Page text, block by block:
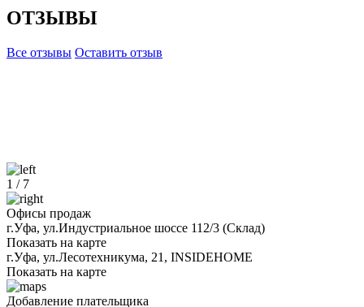
ОТЗЫВЫ
Все отзывы Оставить отзыв
1 / 7
Офисы продаж
г.Уфа, ул.Индустриальное шоссе 112/3 (Склад)
Показать на карте
г.Уфа, ​ул.Лесотехникума, 21, INSIDEHOME
Показать на карте
Добавление плательщика